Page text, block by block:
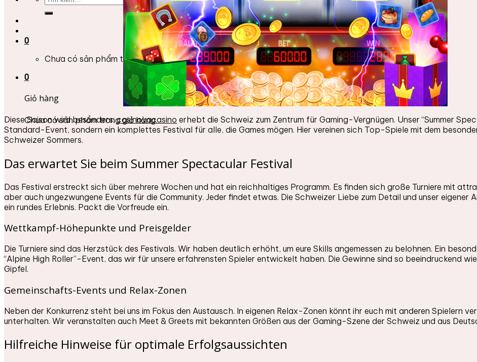
0
Chưa có sản phẩm trong giỏ hàng.
0
Giỏ hàng
Chưa có sản phẩm trong giỏ hàng.
Diese Saison wird besonders:casinovacasino erhebt die Schweiz zum Zentrum für Gaming-Vergnügen. Unser “Summer
Standard-Event, sondern ein komplettes Festival für alle, die Games mögen. Hier vereinen sich Top-Spiele mit dem
Schweizer Sommers.
Das erwartet Sie beim Summer Spectacular Festival
Das Festival erstreckt sich über mehrere Wochen und hat ein reichhaltiges Programm. Es finden sich große Turniere mit
aber auch ungezwungene Events für die Community. Jeder findet etwas. Die Schweizer Liebe zum Detail und unser eigener
ein rundes Erlebnis. Packt die Vorfreude ein.
Wettkampf-Höhepunkte und Preisgelder
Die Turniere sind das Herzstück des Festivals. Wir haben deutlich erhöht, um eure Skills angemessen zu belohnen. Ein
“Alpine High Roller”-Event, das wir für unsere erfahrensten Spieler entwickelt haben. Die Gewinne sind so beeindruckend
Gipfel.
Gemeinschafts-Events und Relax-Zonen
Neben der Konkurrenz steht bei uns im Fokus den Austausch. In eigenen Relax-Zonen könnt ihr euch mit anderen Spielern
unterhalten. Wir veranstalten auch Meet & Greets mit bekannten Größen aus der Gaming-Szene der Schweiz und aus
Hilfreiche Hinweise für optimale Erfolgsaussichten